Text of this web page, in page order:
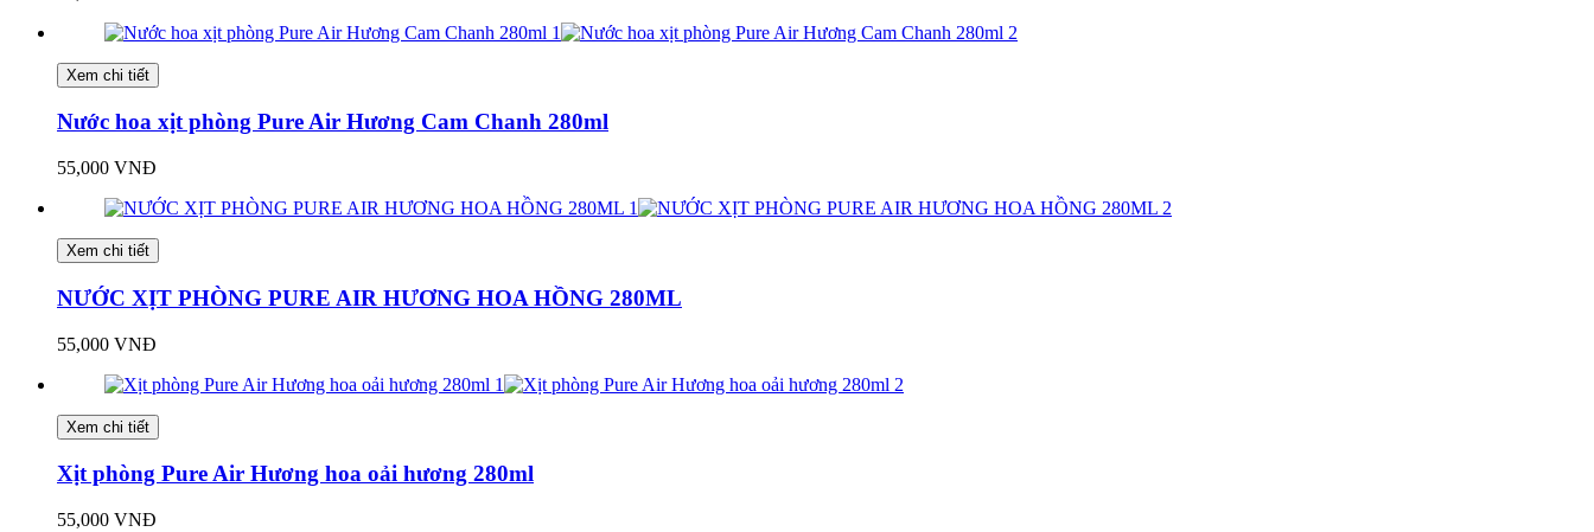
Xem chi tiết
Nước hoa xịt phòng Pure Air Hương Cam Chanh 280ml
55,000 VNĐ
Xem chi tiết
NƯỚC XỊT PHÒNG PURE AIR HƯƠNG HOA HỒNG 280ML
55,000 VNĐ
Xem chi tiết
Xịt phòng Pure Air Hương hoa oải hương 280ml
55,000 VNĐ